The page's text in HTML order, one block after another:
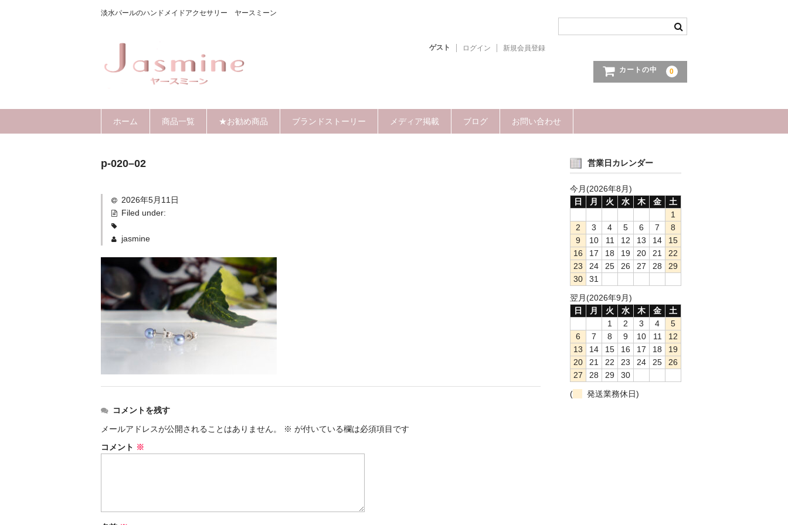
淡水パールのハンドメイドアクセサリー ヤースミーン
ゲスト ログイン 新規会員登録
カートの中 0
ホーム 商品一覧 ★お勧め商品 ブランドストーリー メディア掲載 ブログ お問い合わせ
p-020–02
2026年5月11日
Filed under:
jasmine
コメントを残す
メールアドレスが公開されることはありません。
※ が付いている欄は必須項目です
コメント ※
営業日カレンダー
今月(2026年8月)
日
月 火 水 木 金
土
1
2
3 4 5 6 7
8
9
10 11 12 13 14
15
16
17 18 19 20 21
22
23
24 25 26 27 28
29
30
31
翌月(2026年9月)
日
月 火 水 木 金
土
1
2 3 4
5
6
7 8 9 10 11
12
13
14 15 16 17 18
19
20
21 22 23 24 25
26
27
28 29
30
(
発送業務休日)